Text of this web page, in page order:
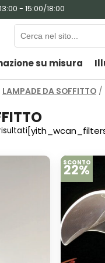
- 15:00/18:00
su misura
LAMPADE DA SOFFITTO /
SCONTO
22%